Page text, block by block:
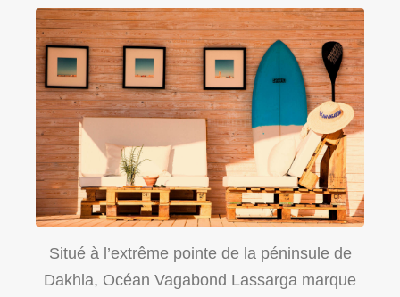
Situé à l’extrême pointe de la péninsule de
Dakhla, Océan Vagabond Lassarga marque